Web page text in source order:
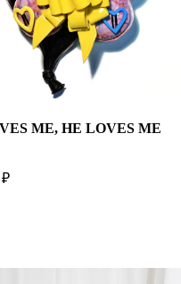
ME, HE LOVES ME
₽